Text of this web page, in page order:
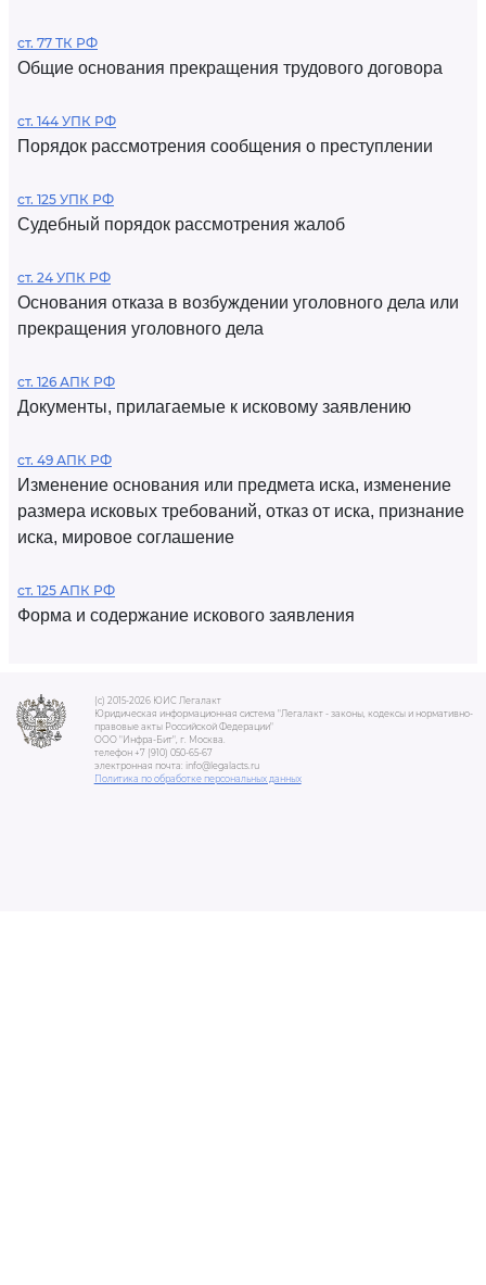
ст. 77 ТК РФ
Общие основания прекращения трудового договора
ст. 144 УПК РФ
Порядок рассмотрения сообщения о преступлении
ст. 125 УПК РФ
Судебный порядок рассмотрения жалоб
ст. 24 УПК РФ
Основания отказа в возбуждении уголовного дела или
прекращения уголовного дела
ст. 126 АПК РФ
Документы, прилагаемые к исковому заявлению
ст. 49 АПК РФ
Изменение основания или предмета иска, изменение
размера исковых требований, отказ от иска, признание
иска, мировое соглашение
ст. 125 АПК РФ
Форма и содержание искового заявления
(c) 2015-2026 ЮИС Легалакт
Юридическая информационная система "Легалакт - законы, кодексы и нормативно-
правовые акты Российской Федерации"
ООО "Инфра-Бит", г. Москва.
телефон +7 (910) 050-65-67
электронная почта: info@legalacts.ru
Политика по обработке персональных данных